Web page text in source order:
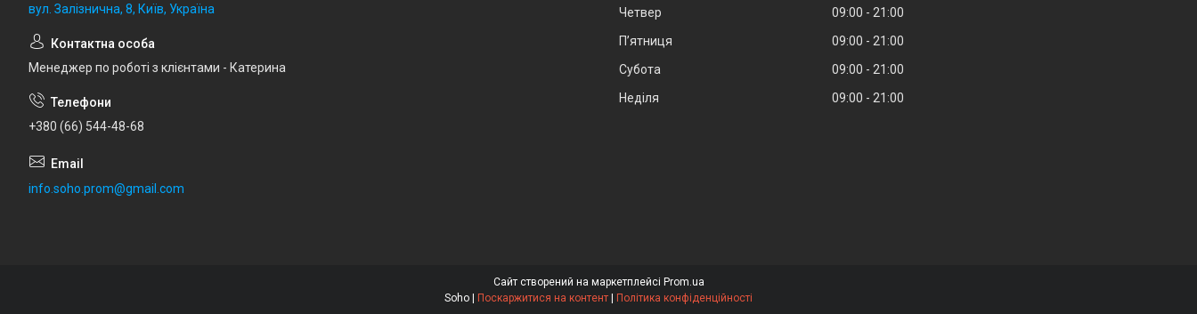
вул. Залізнична, 8, Київ, Україна
Менеджер по роботі з клієнтами - Катерина
+380 (66) 544-48-68
info.soho.prom@gmail.com
Четвер
09:00
21:00
Пʼятниця
09:00
21:00
Субота
09:00
21:00
Неділя
09:00 21:00
Сайт створений на маркетплейсі Prom.ua
Soho | Поскаржитися на контент | Політика конфіденційності